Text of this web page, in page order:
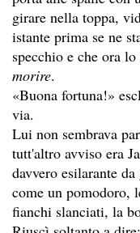
girare nella toppa,
istante prima se ne
specchio e che ora
morire.
«Buona fortuna!»
via.
Lui non sembrava
tutt'altro avviso era
davvero esilarante
come un pomodoro,
fianchi slanciati, la